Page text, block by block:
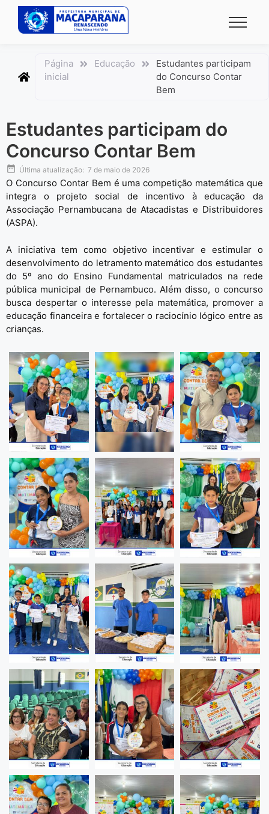
conteúdo
Página
inicial
Educação
Estudantes participam
do Concurso Contar
Bem
Estudantes participam do
Concurso Contar Bem
Última atualização: 7 de maio de 2026
O Concurso Contar Bem é uma competição matemática que
integra o projeto social de incentivo à educação da
Associação Pernambucana de Atacadistas e Distribuidores
(ASPA).
A iniciativa tem como objetivo incentivar e estimular o
desenvolvimento do letramento matemático dos estudantes
do 5º ano do Ensino Fundamental matriculados na rede
pública municipal de Pernambuco. Além disso, o concurso
busca despertar o interesse pela matemática, promover a
educação financeira e fortalecer o raciocínio lógico entre as
crianças.